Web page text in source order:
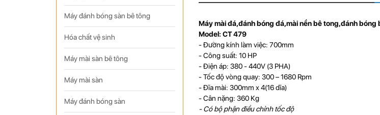
Máy đánh bóng sàn bê tông
Hóa chất vệ sinh
Máy mài sàn bê tông
Máy mài sàn
Máy đánh bóng sàn
Máymài đá,đánh bóng đá,mài nền bê tong,đánh bóng
Model: CT 479
- Đường kính làm việc: 700mm
- Công suất: 10 HP
- Điện áp: 380 - 440V (3 PHA)
- Tốc độ vòng quay: 300 – 1680 Rpm
- Đĩa mài: 300mm x 4(16 dĩa)
- Cân nặng: 360 Kg
- Có bộ phận điều chỉnh tốc độ